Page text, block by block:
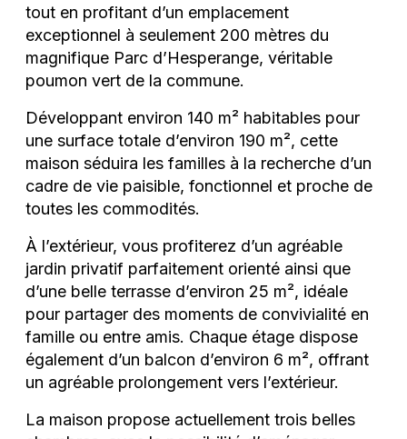
tout en profitant d’un emplacement
exceptionnel à seulement 200 mètres du
magnifique Parc d’Hesperange, véritable
poumon vert de la commune.
Développant environ 140 m² habitables pour
une surface totale d’environ 190 m², cette
maison séduira les familles à la recherche d’un
cadre de vie paisible, fonctionnel et proche de
toutes les commodités.
À l’extérieur, vous profiterez d’un agréable
jardin privatif parfaitement orienté ainsi que
d’une belle terrasse d’environ 25 m², idéale
pour partager des moments de convivialité en
famille ou entre amis. Chaque étage dispose
également d’un balcon d’environ 6 m², offrant
un agréable prolongement vers l’extérieur.
La maison propose actuellement trois belles